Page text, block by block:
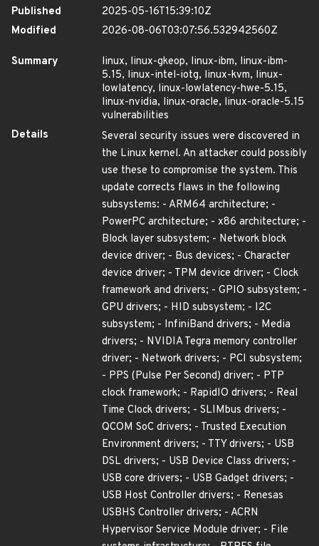
Published
2025-05-16T15:39:10Z
Modified
2026-08-06T03:07:56.532942560Z
Summary
linux, linux-gkeop, linux-ibm, linux-ibm-
5.15, linux-intel-iotg, linux-kvm, linux-
lowlatency, linux-lowlatency-hwe-5.15,
linux-nvidia, linux-oracle, linux-oracle-5.15
vulnerabilities
Details
Several security issues were discovered in
the Linux kernel. An attacker could possibly
use these to compromise the system. This
update corrects flaws in the following
subsystems: - ARM64 architecture; -
PowerPC architecture; - x86 architecture; -
Block layer subsystem; - Network block
device driver; - Bus devices; - Character
device driver; - TPM device driver; - Clock
framework and drivers; - GPIO subsystem; -
GPU drivers; - HID subsystem; - I2C
subsystem; - InfiniBand drivers; - Media
drivers; - NVIDIA Tegra memory controller
driver; - Network drivers; - PCI subsystem;
- PPS (Pulse Per Second) driver; - PTP
clock framework; - RapidIO drivers; - Real
Time Clock drivers; - SLIMbus drivers; -
QCOM SoC drivers; - Trusted Execution
Environment drivers; - TTY drivers; - USB
DSL drivers; - USB Device Class drivers; -
USB core drivers; - USB Gadget drivers; -
USB Host Controller drivers; - Renesas
USBHS Controller drivers; - ACRN
Hypervisor Service Module driver; - File